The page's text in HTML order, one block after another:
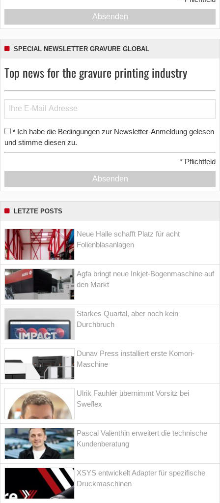
Absenden
SPECIAL NEWSLETTER GRAVURE GLOBAL
Top news for the gravure printing industry
* Ich habe die Bedingungen zur Newsletter-Anmeldung gelesen
und stimme diesen zu.
* Pflichtfeld
Absenden
LETZTE POSTS
Neue Halle schafft Platz für acht
Folienblasanlagen
Agfa bringt neue Inkjet-Bogenmaschine auf
den Markt
Starkes Quartal, aber noch kein
Durchbruch
Dunav Press installiert erste Komori-
Maschine
Ulrik Fauhlér übernimmt Vorsitz bei
Sweflex
Pascal Valenthin erweitert die technische
Kundenberatung
XSYS entwickelt Adapter für spezifische
Druckmaschinen